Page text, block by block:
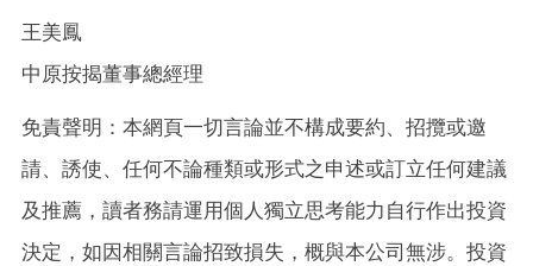
王美鳳
中原按揭董事總經理
免責聲明：本網頁一切言論並不構成要約、招攬或邀
請、誘使、任何不論種類或形式之申述或訂立任何建議
及推薦，讀者務請運用個人獨立思考能力自行作出投資
決定，如因相關言論招致損失，概與本公司無涉。投資